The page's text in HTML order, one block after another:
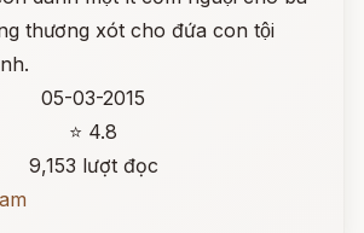
thương xót cho đứa con tội
05-03-2015
⭐ 4.8
9,153 lượt đọc